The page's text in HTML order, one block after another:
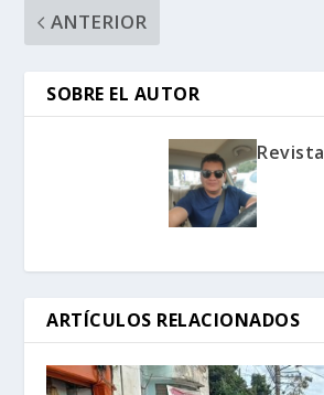
ANTERIOR
SOBRE EL AUTOR
Revista
ARTÍCULOS RELACIONADOS